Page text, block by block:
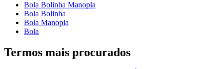
Bola Bolinha Manopla
Bola Bolinha
Bola Manopla
Bola
Termos mais procurados